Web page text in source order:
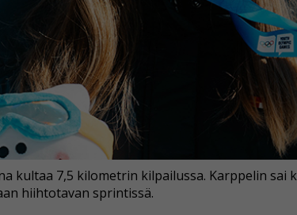
kultaa 7,5 kilometrin kilpailussa. Karppelin sai
hiihtotavan sprintissä.